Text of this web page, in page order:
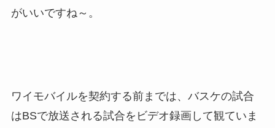
がいいですね～。
ワイモバイルを契約する前までは、バスケの試合
はBSで放送される試合をビデオ録画して観ていま